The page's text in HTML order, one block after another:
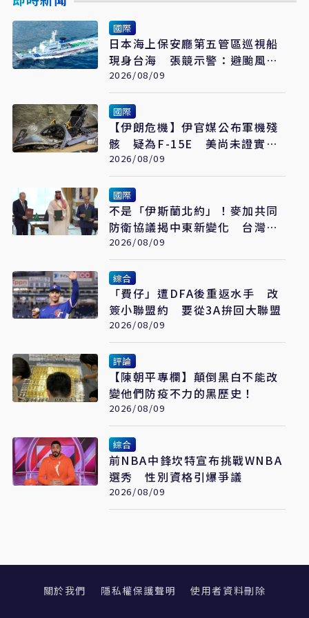
國際
日本海上保安廳第五管區巡視船
現身台海 張競示警：避颱風也
要關注航行動向
2026/08/09
國際
【伊朗危機】伊官媒公布軍機殘
骸 疑為F-15E 美尚未證實遭
擊落
2026/08/09
國際
不是「伊斯蘭北約」！麥加共同
防衛協議揭中東新變化 台灣該
看懂「多層次安全」
2026/08/09
綜合
「費仔」遭DFA後重返水手 改
簽小聯盟約 要從3A拚回大聯盟
2026/08/09
評論
【陳朝平專欄】顛倒黑白不能改
變他們防疫不力的黑歷史！
2026/08/09
綜合
前NBA中鋒坎特宣布挑戰WNBA
選秀 性別資格引爆爭議
2026/08/09
關於我們 隱私權保護聲明 使用者資料刪除